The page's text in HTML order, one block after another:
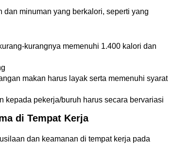
minuman yang berkalori, seperti yang
kurangnya memenuhi 1.400 kalori dan
makan harus layak serta memenuhi syarat
kepada pekerja/buruh harus secara bervariasi
di Tempat Kerja
dan keamanan di tempat kerja pada